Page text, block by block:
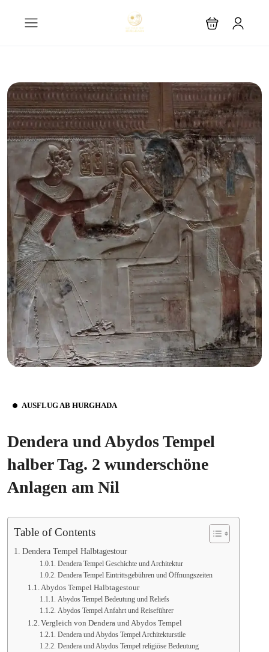
AUSFLUG AB HURGHADA
Dendera und Abydos Tempel
halber Tag. 2 wunderschöne
Anlagen am Nil
Table of Contents
Dendera Tempel Halbtagestour
Dendera Tempel Geschichte und Architektur
Dendera Tempel Eintrittsgebühren und Öffnungszeiten
Abydos Tempel Halbtagestour
Abydos Tempel Bedeutung und Reliefs
Abydos Tempel Anfahrt und Reiseführer
Vergleich von Dendera und Abydos Tempel
Dendera und Abydos Tempel Architekturstile
Dendera und Abydos Tempel religiöse Bedeutung